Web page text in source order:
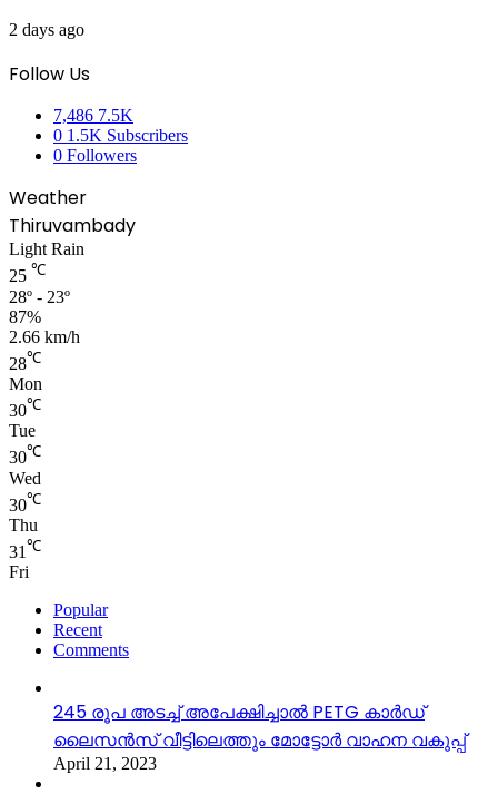
2 days ago
Follow Us
7,486 7.5K
0 1.5K Subscribers
0 Followers
Weather
Thiruvambady
Light Rain
25 ℃
28º - 23º
87%
2.66 km/h
28℃
Mon
30℃
Tue
30℃
Wed
30℃
Thu
31 ℃
Fri
Popular
Recent
Comments
245 രൂപ അടച്ച് അപേക്ഷിച്ചാൽ PETG കാർഡ്
ലൈസൻസ് വീട്ടിലെത്തും മോട്ടോർ വാഹന വകുപ്പ്
April 21, 2023